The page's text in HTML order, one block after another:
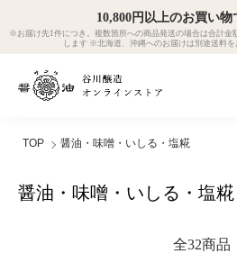
10,800円以上のお買い物
※お届け先1件につき。複数箇所への商品発送の場合は合計金
します ※北海道、沖縄へのお届けは別途送料
TOP 醤油・味噌・いしる・塩糀
醤油・味噌・いしる・塩糀
全32商品